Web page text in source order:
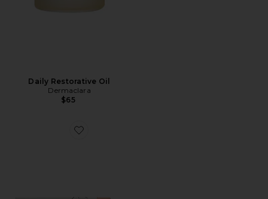
Daily Restorative Oil
Dermaclara
$65
Favorite PATCH CICATRIZ SCAR OCCLUSION PATCH